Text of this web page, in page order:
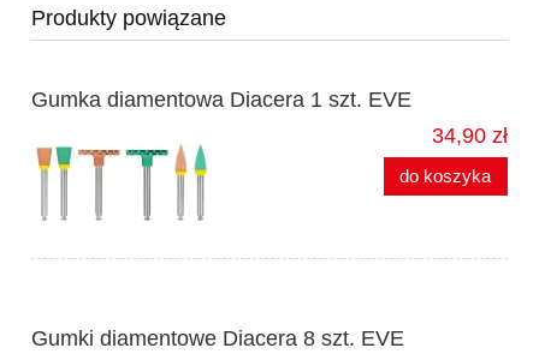
Produkty powiązane
Gumka diamentowa Diacera 1 szt. EVE
34,90 zł
do koszyka
Gumki diamentowe Diacera 8 szt. EVE